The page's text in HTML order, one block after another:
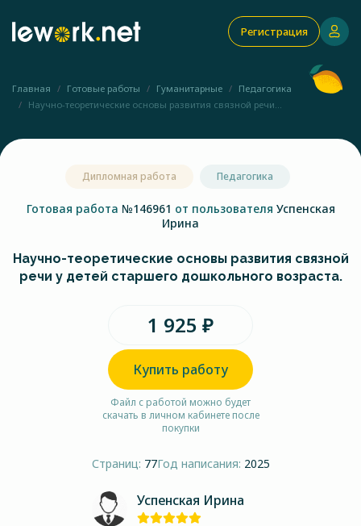
Регистрация
Главная Готовые работы Гуманитарные
Педагогика
Научно-теоретические основы развития связной речи...
Дипломная работа Педагогика
Готовая работа №146961 от пользователя Успенская
Ирина
Научно-теоретические основы развития связной
речи у детей старшего дошкольного возраста.
1 925 ₽
Купить работу
Файл с работой можно будет
скачать в личном кабинете после
покупки
Страниц: 77Год написания: 2025
Успенская Ирина